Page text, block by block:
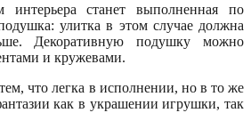
станет выполненная по
улитка в этом случае должна
Декоративную подушку можно
и кружевами.
что легка в исполнении, но в то же
как в украшении игрушки, так